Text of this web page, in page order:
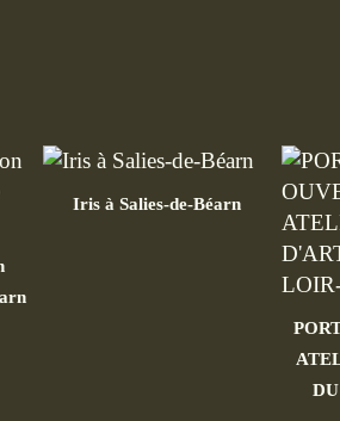
Iris à Salies-de-Béarn